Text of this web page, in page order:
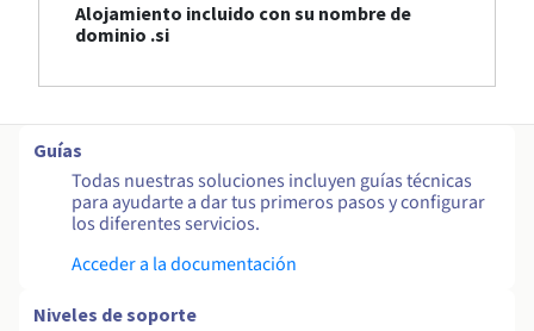
Alojamiento incluido con su nombre de
dominio .si
Guías
Todas nuestras soluciones incluyen guías técnicas
para ayudarte a dar tus primeros pasos y configurar
los diferentes servicios.
Acceder a la documentación
Niveles de soporte